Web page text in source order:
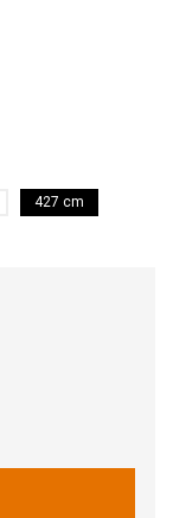
427 cm